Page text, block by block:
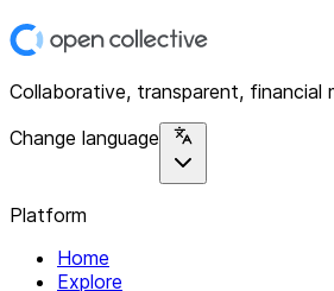
Collaborative, transparent, financial
Change language
Platform
Home
Explore